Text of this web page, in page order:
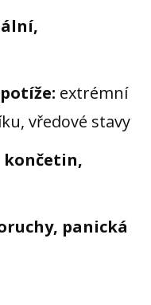
extrémní
vředové stavy
končetin,
panická